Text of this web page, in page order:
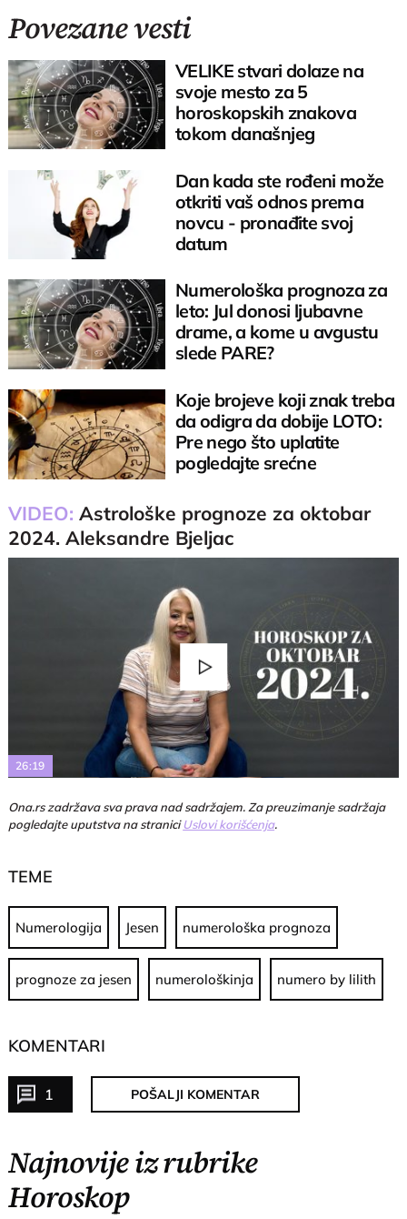
Povezane vesti
VELIKE stvari dolaze na
svoje mesto za 5
horoskopskih znakova
tokom današnjeg
Dan kada ste rođeni može
otkriti vaš odnos prema
novcu - pronađite svoj
datum
Numerološka prognoza za
leto: Jul donosi ljubavne
drame, a kome u avgustu
slede PARE?
Koje brojeve koji znak treba
da odigra da dobije LOTO:
Pre nego što uplatite
pogledajte srećne
VIDEO:Astrološke prognoze za oktobar
2024. Aleksandre Bjeljac
Play
Video
26:19
Ona.rs zadržava sva prava nad sadržajem. Za preuzimanje sadržaja
pogledajte uputstva na straniciUslovi korišćenja.
TEME
Numerologija Jesen numerološka prognoza
prognoze za jesen numerološkinja numero by lilith
KOMENTARI
1 POŠALJI KOMENTAR
Najnovije iz rubrike
Horoskop